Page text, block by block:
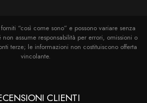
“così come sono” e possono variare senza
non assume responsabilità per errori, omissioni o
terze; le informazioni non costituiscono offerta
vincolante.
CLIENTI